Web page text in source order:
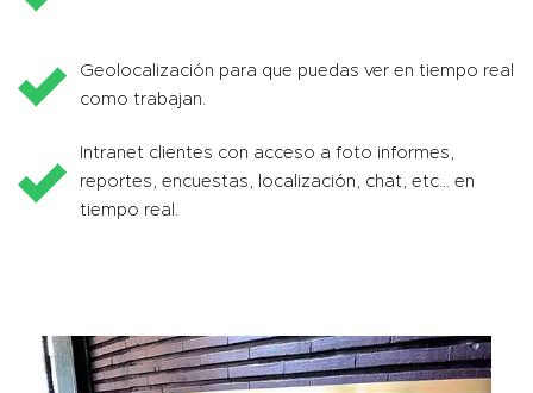
Geolocalización para que puedas ver en tiempo real
como trabajan.
Intranet clientes con acceso a foto informes,
reportes, encuestas, localización, chat, etc… en
tiempo real.